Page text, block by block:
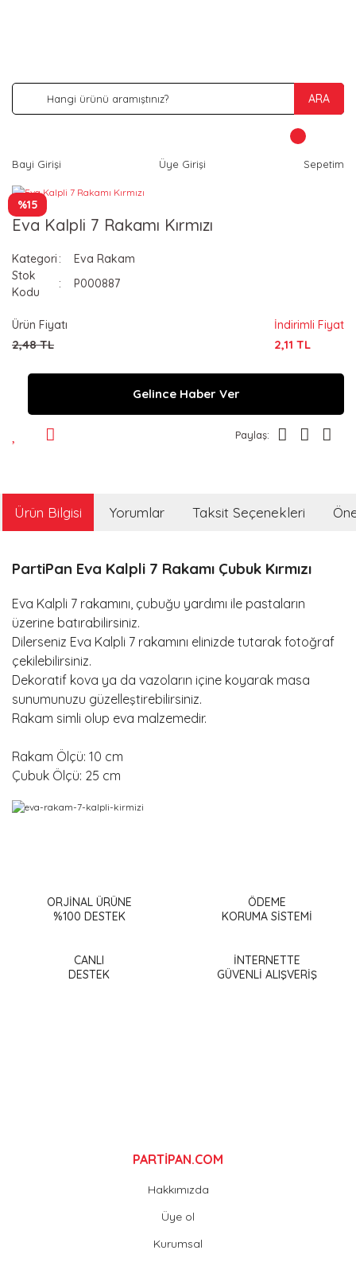
ARA
Bayi Girişi Üye Girişi Sepetim
%15
Eva Kalpli 7 Rakamı Kırmızı
Kategori
Eva Rakam
Stok
Kodu
P000887
Ürün Fiyatı
2,48 TL
İndirimli Fiyat
2,11 TL
Gelince Haber Ver
Paylaş:
Ürün Bilgisi Yorumlar Taksit Seçenekleri
PartiPan Eva Kalpli 7 Rakamı Çubuk Kırmızı
Eva Kalpli 7 rakamını, çubuğu yardımı ile pastaların
üzerine batırabilirsiniz.
Dilerseniz Eva Kalpli 7 rakamını elinizde tutarak fotoğraf
çekilebilirsiniz.
Dekoratif kova ya da vazoların içine koyarak masa
sunumunuzu güzelleştirebilirsiniz.
Rakam simli olup eva malzemedir.
Rakam Ölçü: 10 cm
Çubuk Ölçü: 25 cm
Ürün açıklamasında eksik bilgiler bulunuyor.
Ürün bilgilerinde hatalar bulunuyor.
ORJİNAL ÜRÜNE
%100 DESTEK
ÖDEME
KORUMA SİSTEMİ
CANLI
DESTEK
İNTERNETTE
GÜVENLİ ALIŞVERİŞ
PARTİPAN.COM
Hakkımızda
Üye ol
Kurumsal